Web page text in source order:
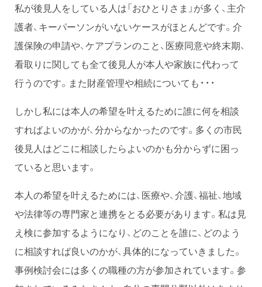
私が後見人をしている人は「おひとりさま」が多く、主介
護者、キーパーソンがいないケースがほとんどです。介
護保険の申請や、ケアプランのこと、医療同意や終末期、
看取りに関しても全て後見人が本人や家族に代わって
行うのです。また財産管理や相続についても・・・
しかし私には本人の希望を叶えるために誰に何を相談
すればよいのかが、分からなかったのです。多くの市民
後見人はどこに相談したらよいのかも分からずに困っ
ていると思います。
本人の希望を叶えるためには、医療や、介護、福祉、地域
や法律等の専門家と連携をとる必要があります。私は見
え検に参加するようになり、どのことを誰に、どのよう
に相談すれば良いのかが、具体的になっていきました。
事例検討会には多くの職種の方が参加されています。参